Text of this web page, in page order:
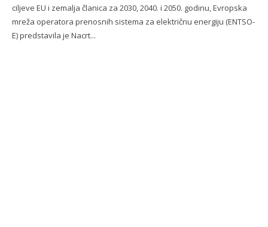
ciljeve EU i zemalja članica za 2030, 2040. i 2050. godinu, Evropska
mreža operatora prenosnih sistema za električnu energiju (ENTSO-
E) predstavila je Nacrt...